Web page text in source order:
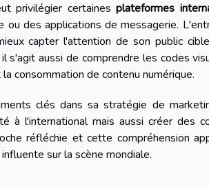
privilégier certainesplateformes
ou des applications de messagerie.
capter l'attention de son public
s'agit aussi de comprendre les codes
consommation de contenu numérique.
clés dans sa stratégie de
à l'international mais aussi créer des
réfléchie et cette compréhension
sur la scène mondiale.